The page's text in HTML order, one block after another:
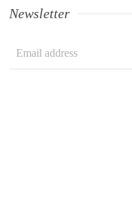
Newsletter